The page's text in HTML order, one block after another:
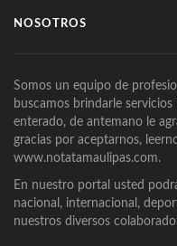
NOSOTROS
Somos un equipo de
buscamos brindarle
enterado, de antemano le
gracias por aceptarnos,
www.notatamaulipas.com.
En nuestro portal usted
nacional, internacional,
nuestros diversos